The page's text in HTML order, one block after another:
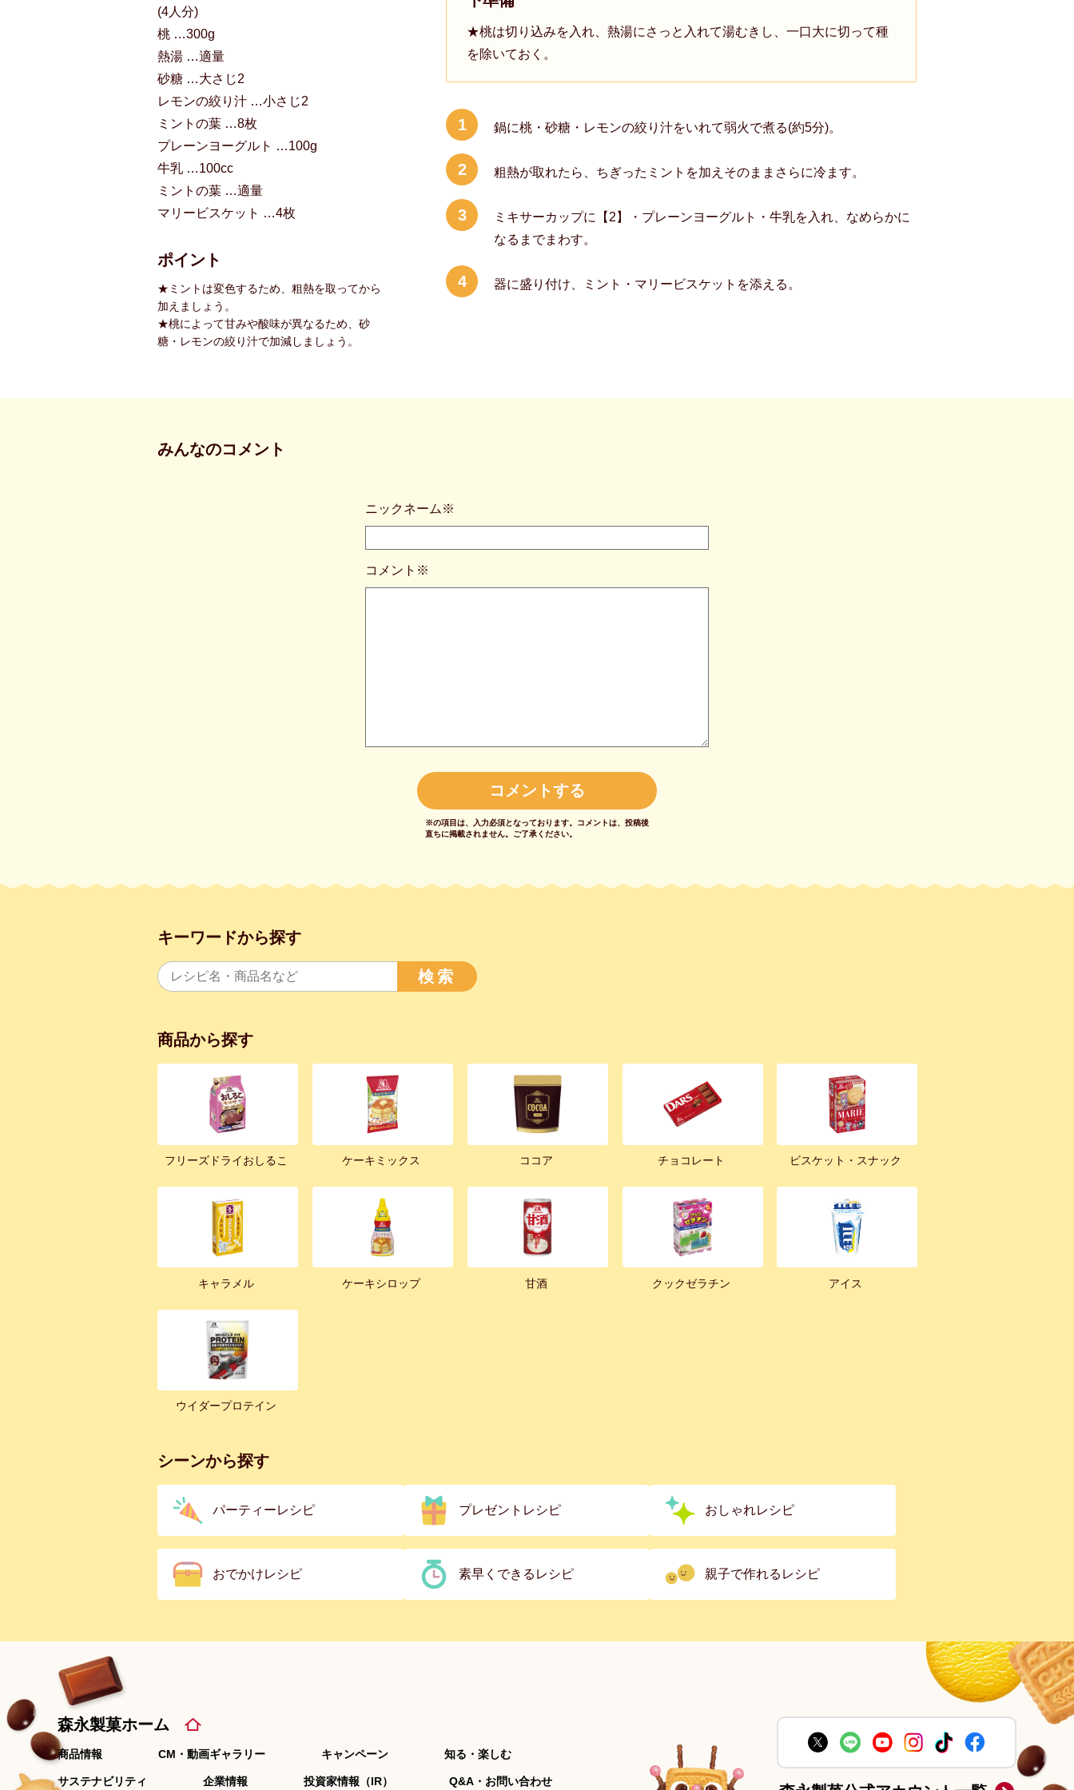
(4人分)
桃 …300g
熱湯 …適量
砂糖 …大さじ2
レモンの絞り汁 …小さじ2
ミントの葉 …8枚
プレーンヨーグルト …100g
牛乳 …100cc
ミントの葉 …適量
マリービスケット …4枚
ポイント
★ミントは変色するため、粗熱を取ってから
加えましょう。
★桃によって甘みや酸味が異なるため、砂
糖・レモンの絞り汁で加減しましょう。
★桃は切り込みを入れ、熱湯にさっと入れて湯むきし、一口大に切って種
を除いておく。
1 鍋に桃・砂糖・レモンの絞り汁をいれて弱火で煮る(約5分)。
2 粗熱が取れたら、ちぎったミントを加えそのままさらに冷ます。
3
ミキサーカップに【2】・プレーンヨーグルト・牛乳を入れ、なめらかに
なるまでまわす。
4 器に盛り付け、ミント・マリービスケットを添える。
みんなのコメント
ニックネーム※
コメント※
※の項目は、入力必須となっております。 コメントは、投稿後
直ちに掲載されません。 ご了承ください。
キーワードから探す
検索
商品から探す
フリーズドライおしるこ ケーキミックス ココア チョコレート ビスケット・スナック
キャラメル ケーキシロップ 甘酒 クックゼラチン アイス
ウイダープロテイン
シーンから探す
パーティーレシピ プレゼントレシピ おしゃれレシピ
おでかけレシピ 素早くできるレシピ 親子で作れるレシピ
森永製菓ホーム
商品情報 CM・動画ギャラリー キャンペーン 知る・楽しむ
サステナビリティ 企業情報 投資家情報（IR） Q&A・お問い合わせ